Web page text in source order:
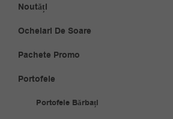
Noutăți
Ochelari De Soare
Pachete Promo
Portofele
Portofele Bărbați